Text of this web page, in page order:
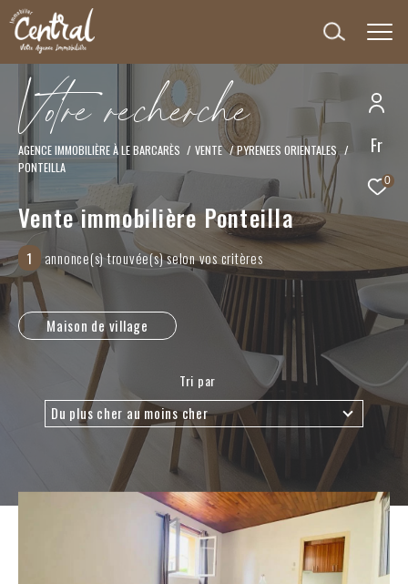
Fr
0
Votrerecherche
AGENCE IMMOBILIÈRE À LE BARCARÈS VENTE
PYRENEES ORIENTALES
PONTEILLA
Vente immobilière Ponteilla
1 annonce(s) trouvée(s) selon vos critères
Maison de village
Tri par
Du plus cher au moins cher
Effectuer une recherche
et trouver le bien qui correspond à vos critères
Type
d'offre
Type
de
bien
Type de bien
Budget
Surface